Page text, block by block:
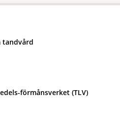
tandvård
förmånsverket (TLV)